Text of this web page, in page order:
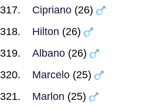
Cipriano (26)
Hilton (26)
Albano (26)
Marcelo (25)
Marlon (25)